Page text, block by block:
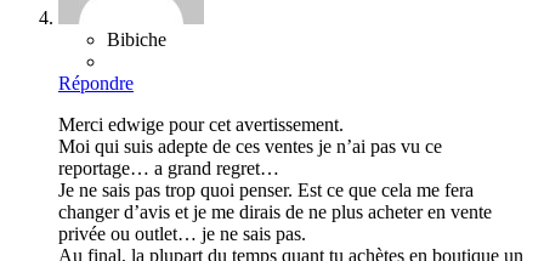
Bibiche
Répondre
Merci edwige pour cet avertissement.
Moi qui suis adepte de ces ventes je n’ai pas vu ce
reportage… a grand regret…
Je ne sais pas trop quoi penser. Est ce que cela me fera
changer d’avis et je me dirais de ne plus acheter en vente
privée ou outlet… je ne sais pas.
Au final, la plupart du temps quant tu achètes en boutique un